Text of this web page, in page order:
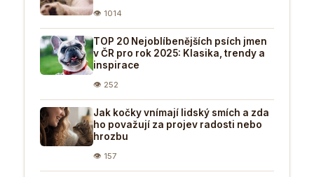
👁 1014
TOP 20 Nejoblíbenějších psích jmen
v ČR pro rok 2025: Klasika, trendy a
inspirace
👁 252
Jak kočky vnímají lidský smích a zda
ho považují za projev radosti nebo
hrozbu
👁 157